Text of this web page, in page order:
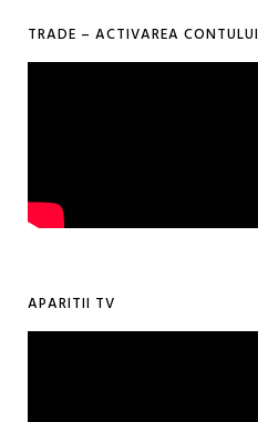
TRADE – ACTIVAREA CONTULUI
APARITII TV